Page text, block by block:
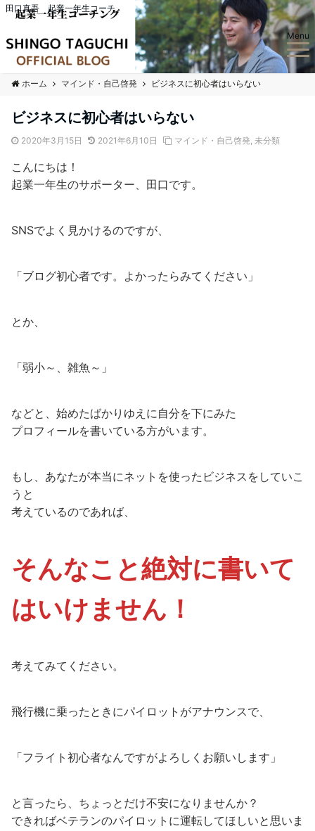
田口真吾 起業一年生コーチ
Menu
ホーム マインド・自己啓発 ビジネスに初心者はいらない
ビジネスに初心者はいらない
2020年3月15日 2021年6月10日 マインド・自己啓発, 未分類
こんにちは！
起業一年生のサポーター、田口です。
SNSでよく見かけるのですが、
「ブログ初心者です。よかったらみてください」
とか、
「弱小～、雑魚～」
などと、始めたばかりゆえに自分を下にみた
プロフィールを書いている方がいます。
もし、あなたが本当にネットを使ったビジネスをしていこ
うと
考えているのであれば、
そんなこと絶対に書いて
はいけません！
考えてみてください。
飛行機に乗ったときにパイロットがアナウンスで、
「フライト初心者なんですがよろしくお願いします」
と言ったら、ちょっとだけ不安になりませんか？
できればベテランのパイロットに運転してほしいと思いま